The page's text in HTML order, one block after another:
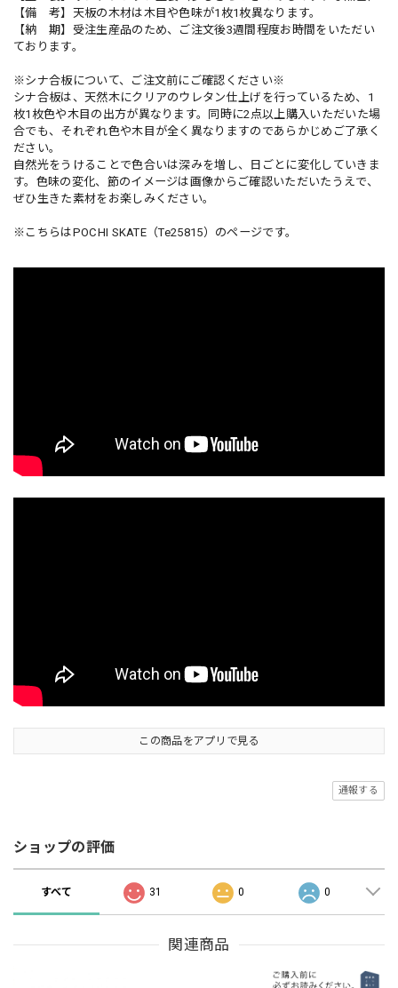
【備 考】天板の木材は木目や色味が1枚1枚異なります。
【納 期】受注生産品のため、ご注文後3週間程度お時間をいただい
ております。
※シナ合板について、ご注文前にご確認ください※
シナ合板は、天然木にクリアのウレタン仕上げを行っているため、1
枚1枚色や木目の出方が異なります。同時に2点以上購入いただいた場
合でも、それぞれ色や木目が全く異なりますのであらかじめご了承く
ださい。
自然光をうけることで色合いは深みを増し、日ごとに変化していきま
す。色味の変化、節のイメージは画像からご確認いただいたうえで、
ぜひ生きた素材をお楽しみください。
※こちらはPOCHI SKATE（Te25815）のページです。
この商品をアプリで見る
通報する
ショップの評価
すべて 31 0 0
関連商品